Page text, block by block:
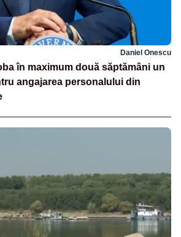
Daniel Onescu
în maximum două săptămâni un
angajarea personalului din